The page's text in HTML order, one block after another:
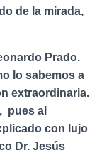
de la mirada,
Prado.
lo sabemos a
extraordinaria.
pues al
con lujo
Dr. Jesús